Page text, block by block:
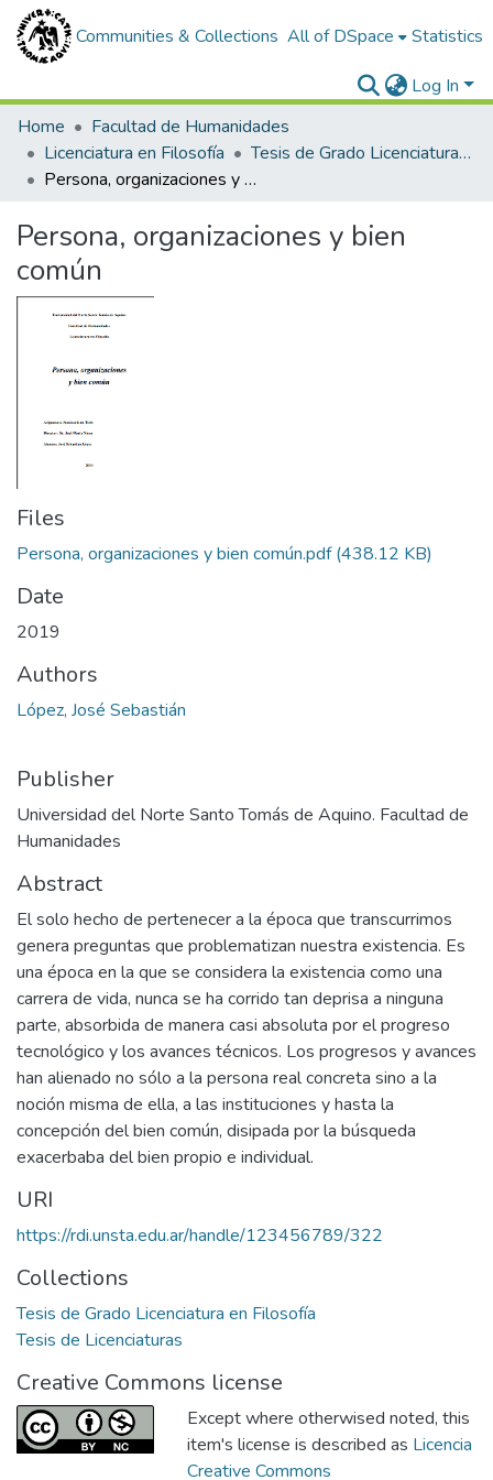
Communities & Collections All of DSpace Statistics
Log In
Home
Facultad de Humanidades
Licenciatura en Filosofía
Tesis de Grado Licenciatura en Filosofía
Persona, organizaciones y bien común
Persona, organizaciones y bien
común
Files
Persona, organizaciones y bien común.pdf(438.12 KB)
Date
2019
Authors
López, José Sebastián
Publisher
Universidad del Norte Santo Tomás de Aquino. Facultad de
Humanidades
Abstract
El solo hecho de pertenecer a la época que transcurrimos
genera preguntas que problematizan nuestra existencia. Es
una época en la que se considera la existencia como una
carrera de vida, nunca se ha corrido tan deprisa a ninguna
parte, absorbida de manera casi absoluta por el progreso
tecnológico y los avances técnicos. Los progresos y avances
han alienado no sólo a la persona real concreta sino a la
noción misma de ella, a las instituciones y hasta la
concepción del bien común, disipada por la búsqueda
exacerbaba del bien propio e individual.
URI
https://rdi.unsta.edu.ar/handle/123456789/322
Collections
Tesis de Grado Licenciatura en Filosofía
Tesis de Licenciaturas
Creative Commons license
Except where otherwised noted, this
item's license is described as Licencia
Creative Commons